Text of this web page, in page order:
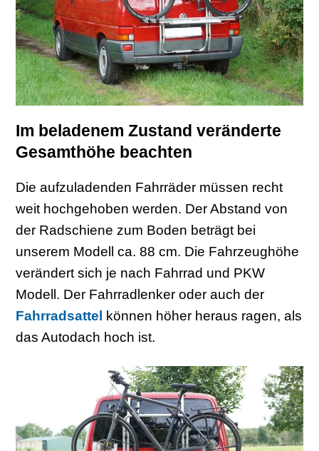
Im beladenem Zustand veränderte
Gesamthöhe beachten
Die aufzuladenden Fahrräder müssen recht
weit hochgehoben werden. Der Abstand von
der Radschiene zum Boden beträgt bei
unserem Modell ca. 88 cm. Die Fahrzeughöhe
verändert sich je nach Fahrrad und PKW
Modell. Der Fahrradlenker oder auch der
Fahrradsattel können höher heraus ragen, als
das Autodach hoch ist.